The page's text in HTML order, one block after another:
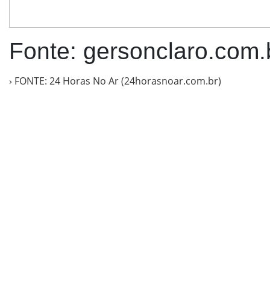
Fonte:
› FONTE: 24 Horas No Ar (24horasnoar.com.br)